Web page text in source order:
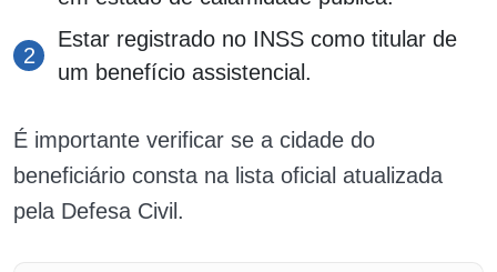
Estar registrado no INSS como titular de
um benefício assistencial.
É importante verificar se a cidade do
beneficiário consta na lista oficial atualizada
pela Defesa Civil.